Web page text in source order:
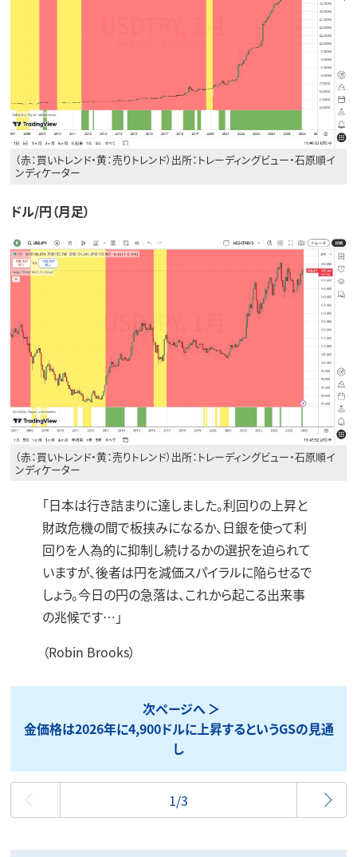
（赤：買いトレンド・黄：売りトレンド）出所：トレーディングビュー・石原順イ
ンディケーター
ドル/円（月足）
（赤：買いトレンド・黄：売りトレンド）出所：トレーディングビュー・石原順イ
ンディケーター
「日本は行き詰まりに達しました。利回りの上昇と
財政危機の間で板挟みになるか、日銀を使って利
回りを人為的に抑制し続けるかの選択を迫られて
いますが、後者は円を減価スパイラルに陥らせるで
しょう。今日の円の急落は、これから起こる出来事
の兆候です…」
（Robin Brooks）
次ページへ
金価格は2026年に4,900ドルに上昇するというGSの見通
し
最初
1/3